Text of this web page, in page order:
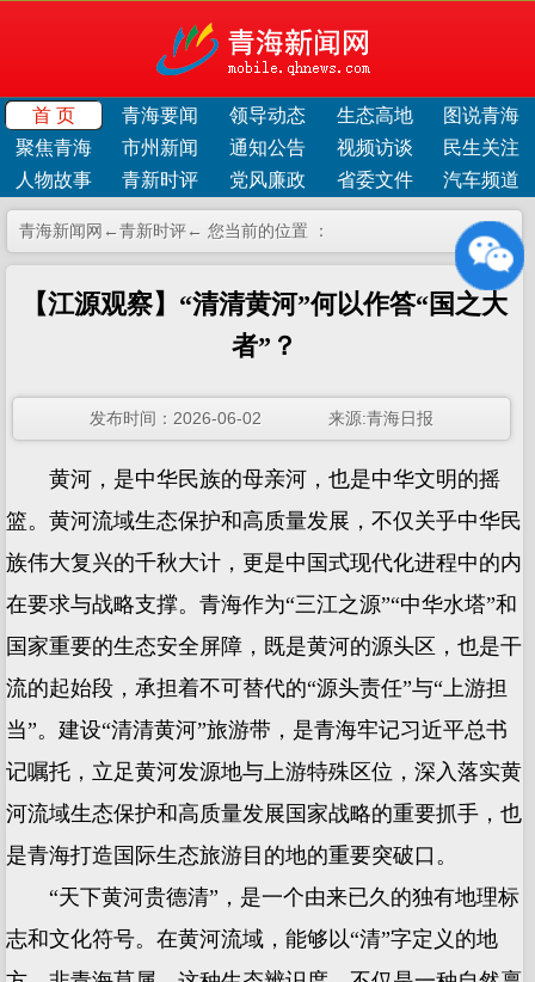
首 页 青海要闻 领导动态 生态高地
图说青海
聚焦青海
市州新闻 通知公告 视频访谈
民生关注
人物故事
青新时评 党风廉政 省委文件 汽车频道
青海新闻网← ← 您当前的位置 ：
青新时评
【江源观察】“清清黄河”何以作答“国之大
者”？
发布时间：2026-06-02 来源:青海日报
黄河，是中华民族的母亲河，也是中华文明的摇
篮。黄河流域生态保护和高质量发展，不仅关乎中华民
族伟大复兴的千秋大计，更是中国式现代化进程中的内
在要求与战略支撑。青海作为“三江之源”“中华水塔”和
国家重要的生态安全屏障，既是黄河的源头区，也是干
流的起始段，承担着不可替代的“源头责任”与“上游担
当”。建设“清清黄河”旅游带，是青海牢记习近平总书
记嘱托，立足黄河发源地与上游特殊区位，深入落实黄
河流域生态保护和高质量发展国家战略的重要抓手，也
是青海打造国际生态旅游目的地的重要突破口。
“天下黄河贵德清”，是一个由来已久的独有地理标
志和文化符号。在黄河流域，能够以“清”字定义的地